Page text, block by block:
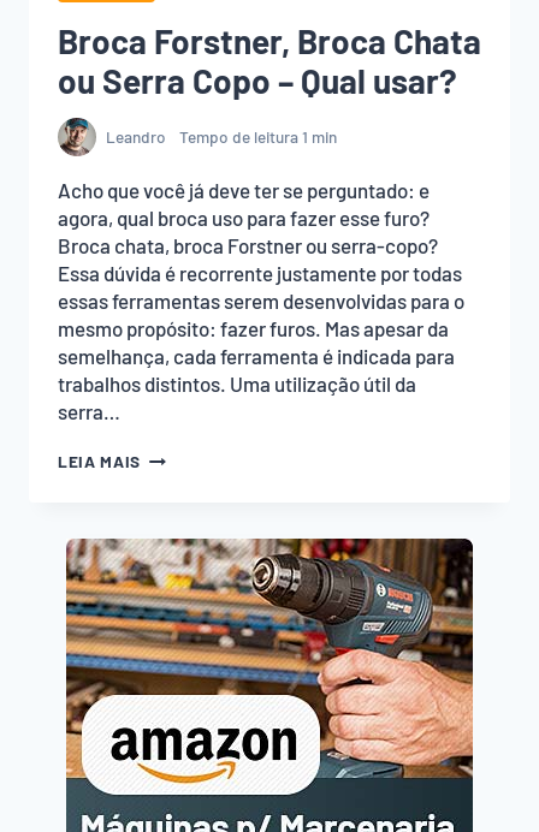
Broca Forstner, Broca Chata
ou Serra Copo – Qual usar?
Leandro Tempo de leitura1 min
Acho que você já deve ter se perguntado: e
agora, qual broca uso para fazer esse furo?
Broca chata, broca Forstner ou serra-copo?
Essa dúvida é recorrente justamente por todas
essas ferramentas serem desenvolvidas para o
mesmo propósito: fazer furos. Mas apesar da
semelhança, cada ferramenta é indicada para
trabalhos distintos. Uma utilização útil da
serra…
LEIA MAIS BROCA
OU
SERRA
COPO
–
QUAL
USAR?